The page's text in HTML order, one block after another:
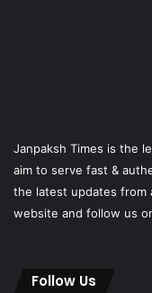
Janpaksh Times is the
aim to serve fast &
the latest updates from
website and follow us
Follow Us